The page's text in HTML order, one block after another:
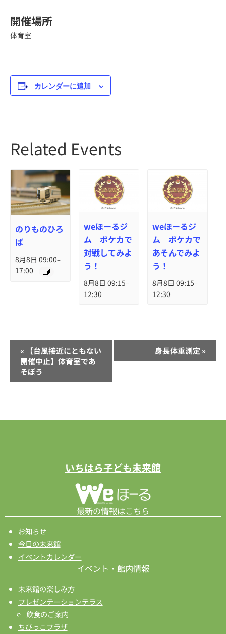
開催場所
体育室
カレンダーに追加
Related Events
のりものひろ
ば
8月8日 09:00–
17:00
weほーるジ
ム ポケカで
対戦してみよ
う！
8月8日 09:15–
12:30
weほーるジ
ム ポケカで
あそんでみよ
う！
8月8日 09:15–
12:30
ビ
« 【台風接近にともない
開催中止】体育室であ
そぼう
身長体重測定 »
いちはら子ども未来館
最新の情報はこちら
お知らせ
今日の未来館
イベントカレンダー
イベント・館内情報
未来館の楽しみ方
プレゼンテーションテラス
飲食のご案内
ちびっこプラザ